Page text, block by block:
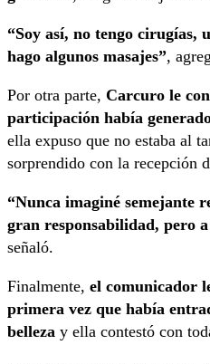
“Soy así, no tengo cirugías,
hago algunos masajes”,
Por otra parte, Carcuro le
participación había
ella expuso que no estaba al
sorprendido con la recepción
“Nunca imaginé semejante
gran responsabilidad, pero
señaló.
Finalmente, el comunicador
primera vez que había
belleza y ella contestó con